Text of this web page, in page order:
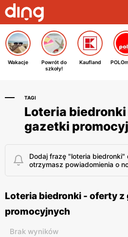
Wakacje
Powrót do
szkoły!
Kaufland
TAGI
Loteria
gazetki
Dodaj frazę "loteria biedronki"
otrzymasz powiadomienia o
Loteria biedronki - oferty z
promocyjnych
Brak wyników